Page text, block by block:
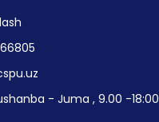
- Juma , 9.00 -18:00